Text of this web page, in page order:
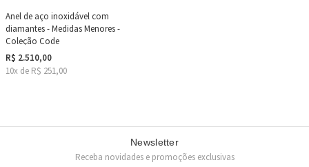
Anel de aço inoxidável com
diamantes - Medidas Menores -
Coleção Code
R$ 2.510,00
10x de R$ 251,00
Newsletter
Receba novidades e promoções exclusivas